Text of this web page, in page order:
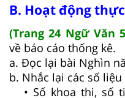
B. Hoạt động
(Trang 24 Ngữ Văn
về báo cáo thống kê.
a. Đọc lại bài Nghìn
b. Nhắc lại các số
• Số khoa thi, số